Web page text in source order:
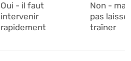
Oui - il faut
intervenir
rapidement
Non -
pas laisser
traïner